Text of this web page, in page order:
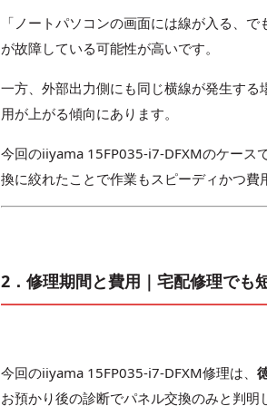
「ノートパソコンの画面には線が入る、
が故障している可能性が高いです。
一方、外部出力側にも同じ横線が発生する
用が上がる傾向にあります。
今回のiiyama 15FP035-i7-DFXMのケース
換に絞れたことで作業もスピーディかつ費
2．修理期間と費用｜宅配修理でも
今回のiiyama 15FP035-i7-DFXM修理は、
お預かり後の診断でパネル交換のみと判明